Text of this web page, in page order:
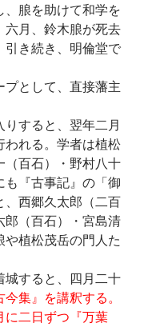
、朖を助けて和学を
六月、鈴木朖が死去
引き続き、明倫堂で
として、直接藩主
すると、翌年二月
われる。学者は植松
（百石）・野村八十
も『古事記』の「御
、西郷久太郎（二百
郎（百石）・宮島清
植松茂岳の門人た
すると、四月二十
今集』を講釈する。
に二日ずつ『万葉